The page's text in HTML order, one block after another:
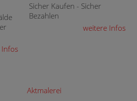
Sicher Kaufen - Sicher
Bezahlen
weitere Infos
Aktmalerei